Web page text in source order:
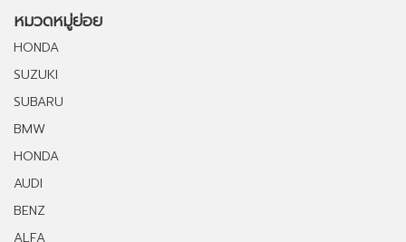
หมวดหมู่ย่อย
HONDA
SUZUKI
SUBARU
BMW
HONDA
AUDI
BENZ
ALFA